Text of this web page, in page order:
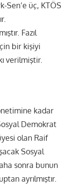
Sen’e üç, KTÖS
Fazıl
bir kişiyi
verilmiştir.
kadar
Demokrat
olan Raif
Sosyal
sonra bunun
ayrılmıştır.